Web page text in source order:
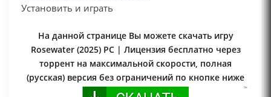
Установить и играть
На данной странице Вы можете скачать игру
Rosewater (2025) PC | Лицензия бесплатно через
торрент на максимальной скорости, полная
(русская) версия без ограничений по кнопке ниже